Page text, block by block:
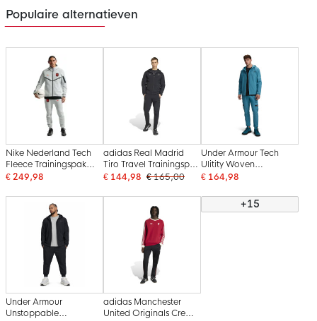
Populaire alternatieven
Nike Nederland Tech
Fleece Trainingspak
2026-2028 Lichtgrijs
€ 249,98
adidas Real Madrid
Tiro Travel Trainingspak
Full-Zip Zwart
€ 144,98 € 165,00
Under Armour Tech
Ulitity Woven
Trainingspak Full-Zip
€ 164,98
Under Armour
Unstoppable
adidas Manchester
United Originals Crew
+15